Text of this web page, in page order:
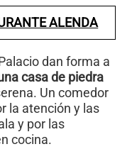
ALENDA
dan forma a
casa de piedra
Un comedor
la atención y las
y por las
cocina.